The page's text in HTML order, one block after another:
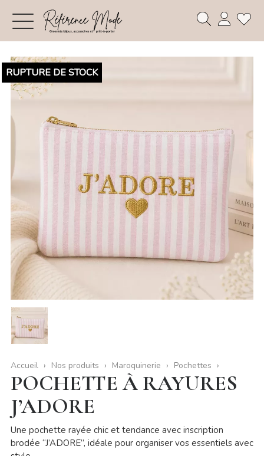
RUPTURE DE STOCK
Accueil Nos produits Maroquinerie Pochettes
POCHETTE À RAYURES
J’ADORE
Une pochette rayée chic et tendance avec inscription
brodée “J’ADORE”, idéale pour organiser vos essentiels avec